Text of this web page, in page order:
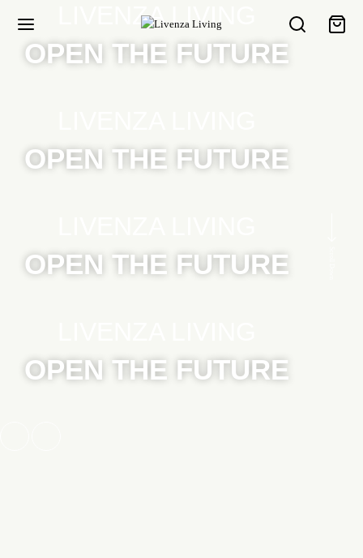
LIVENZA LIVING
OPEN THE FUTURE
OPEN THE FUTURE
OPEN THE FUTURE
OPEN THE FUTURE